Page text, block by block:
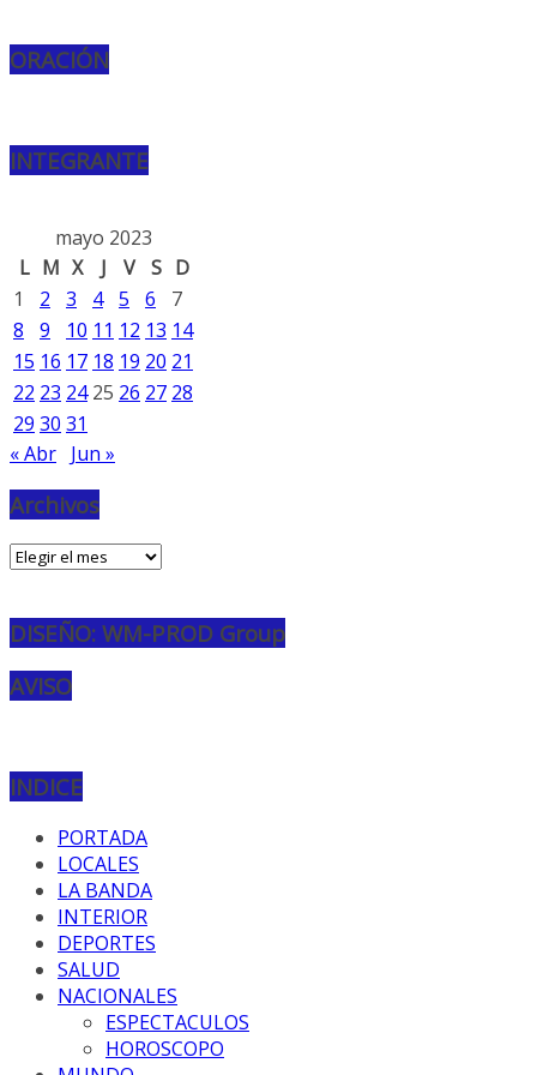
ORACIÓN
INTEGRANTE
mayo 2023
L M X J V S D
1
2 3 4 5 6
7
8
9 10 11 12 13 14
15 16 17 18 19 20 21
22 23 24 25 26 27 28
29 30 31
« Abr Jun »
Archivos
Archivos
DISEÑO: WM-PROD Group
AVISO
INDICE
PORTADA
LOCALES
LA BANDA
INTERIOR
DEPORTES
SALUD
NACIONALES
ESPECTACULOS
HOROSCOPO